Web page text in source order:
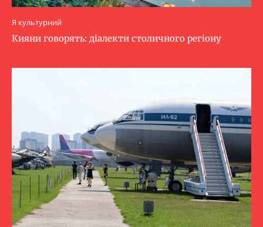
Я культурний
Кияни говорять: діалекти столичного регіону